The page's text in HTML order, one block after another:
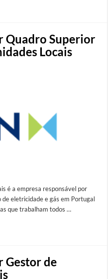
Quadro Superior
Locais
é a empresa responsável por
eletricidade e gás em Portugal
que trabalham todos …
Gestor de